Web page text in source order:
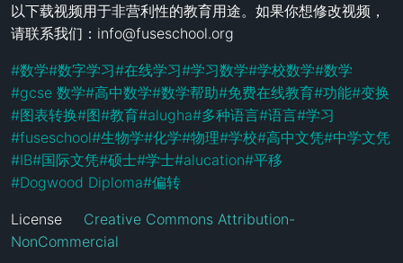
以下载视频用于非营利性的教育用途。如果你想修改视频，
请联系我们：info@fuseschool.org
#数学#数字学习#在线学习#学习数学#学校数学#数学
#gcse 数学#高中数学#数学帮助#免费在线教育#功能#变换
#图表转换#图#教育#alugha#多种语言#语言#学习
#fuseschool#生物学#化学#物理#学校#高中文凭#中学文凭
#IB#国际文凭#硕士#学士#alucation#平移
#Dogwood Diploma#偏转
License
Creative Commons Attribution-
NonCommercial